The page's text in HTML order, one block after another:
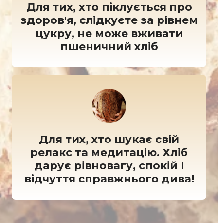
Для тих, хто піклується про
здоров'я, слідкуєте за рівнем
цукру, не може вживати
пшеничний хліб
Для тих, хто шукає свій
релакс та медитацію. Хліб
дарує рівновагу, спокій І
відчуття справжнього дива!